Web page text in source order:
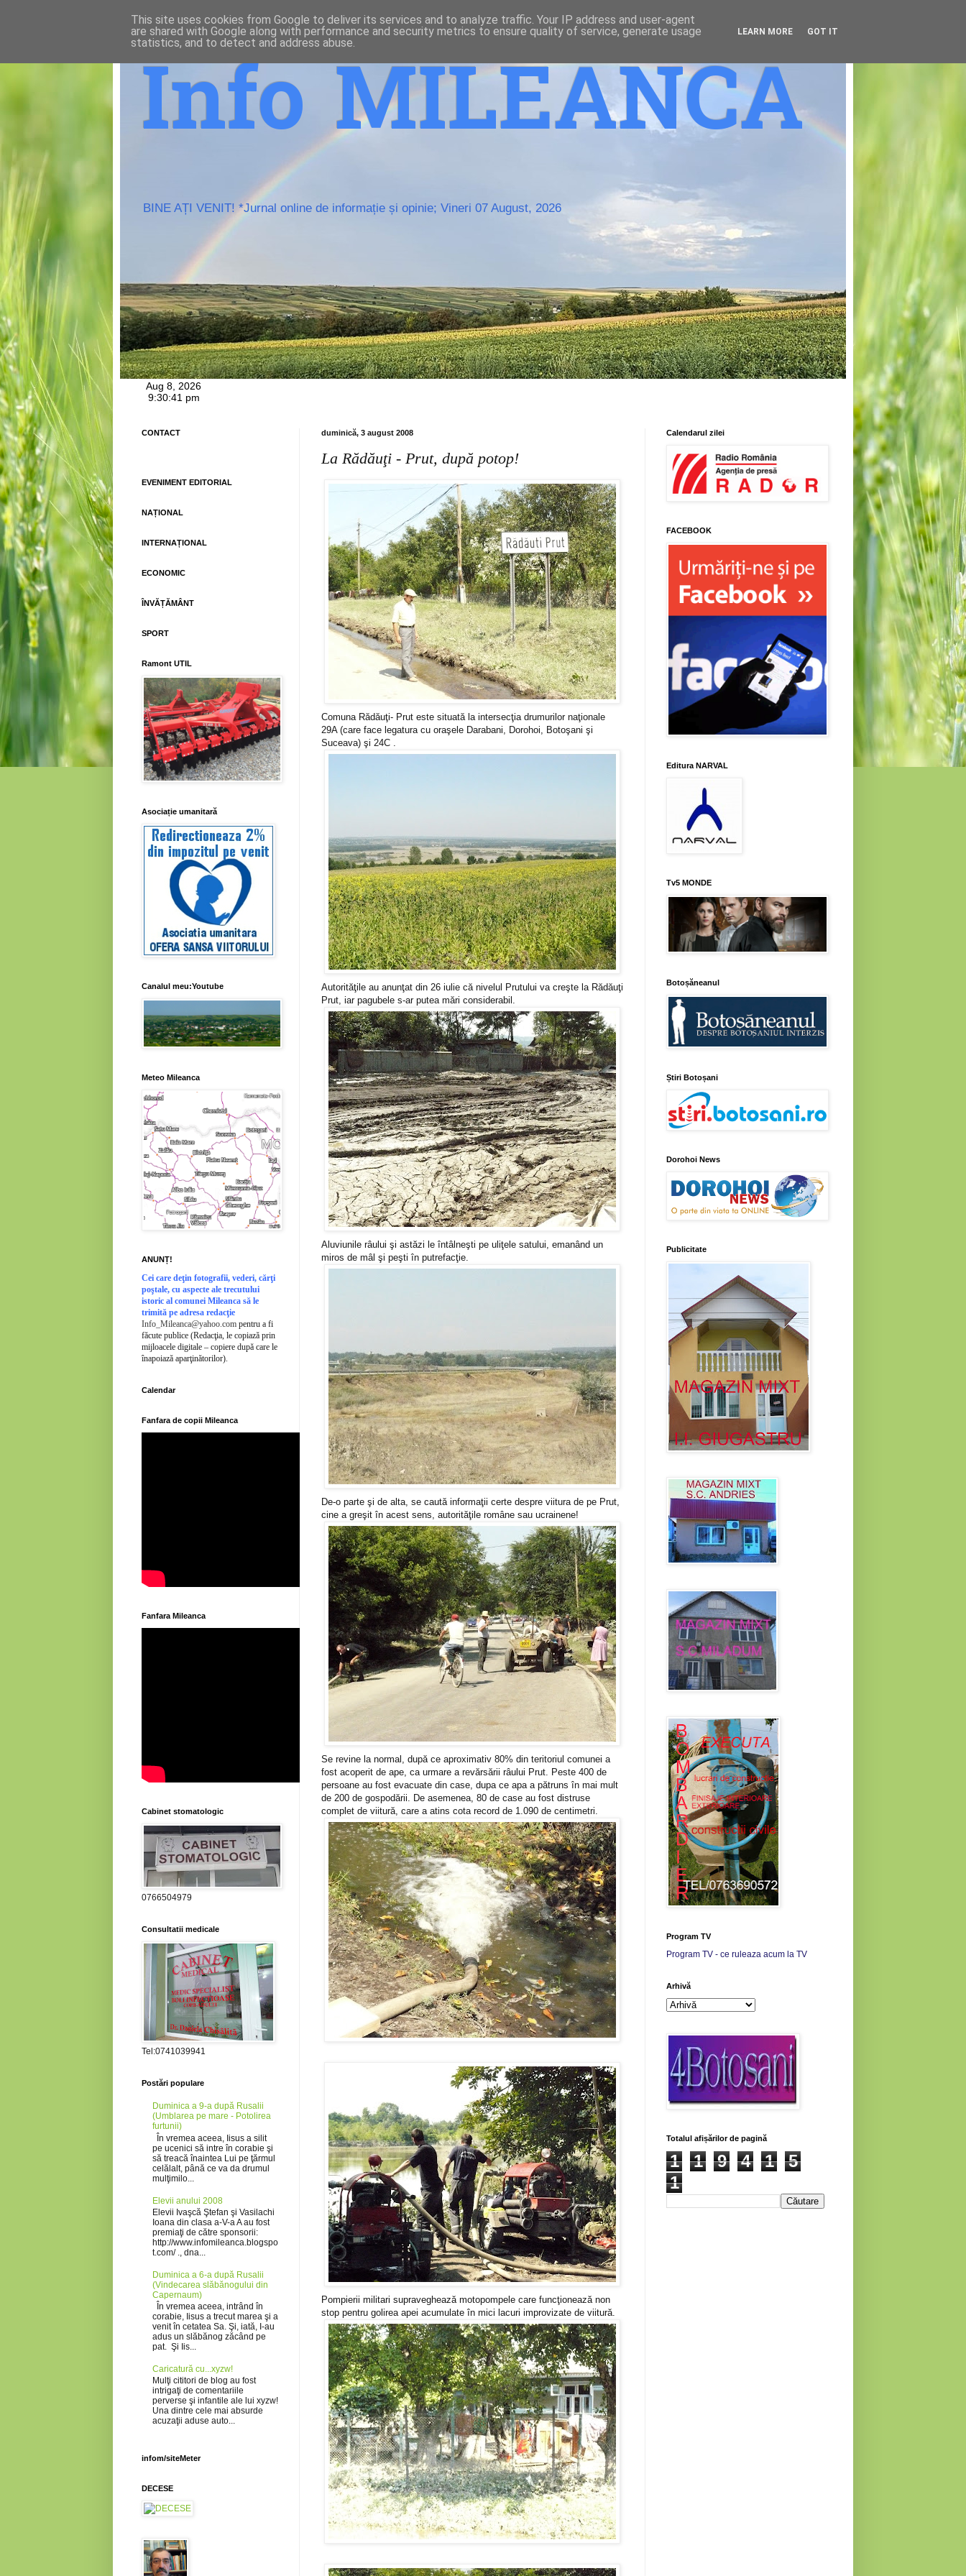
Info MILEANCA
BINE AȚI VENIT! *Jurnal online de informație și opinie; Vineri 07 August, 2026
duminică, 3 august 2008
La Rădăuţi - Prut, după potop!
Comuna Rădăuţi- Prut este situată la intersecţia drumurilor naţionale
29A (care face legatura cu oraşele Darabani, Dorohoi, Botoşani şi
Suceava) şi 24C .
Autorităţile au anunţat din 26 iulie că nivelul Prutului va creşte la Rădăuţi
Prut, iar pagubele s-ar putea mări considerabil.
Aluviunile râului şi astăzi le întâlneşti pe uliţele satului, emanând un
miros de mâl şi peşti în putrefacţie.
De-o parte şi de alta, se caută informaţii certe despre viitura de pe Prut,
cine a greşit în acest sens, autorităţile române sau ucrainene!
Se revine la normal, după ce aproximativ 80% din teritoriul comunei a
fost acoperit de ape, ca urmare a revărsării râului Prut. Peste 400 de
persoane au fost evacuate din case, dupa ce apa a pătruns în mai mult
de 200 de gospodării. De asemenea, 80 de case au fost distruse
complet de viitură, care a atins cota record de 1.090 de centimetri.
Pompierii militari supraveghează motopompele care funcţionează non
stop pentru golirea apei acumulate în mici lacuri improvizate de viitură.
CONTACT
EVENIMENT EDITORIAL
NAȚIONAL
INTERNAȚIONAL
ECONOMIC
ÎNVĂȚĂMÂNT
SPORT
Ramont UTIL
Asociație umanitară
Canalul meu:Youtube
Meteo Mileanca
ANUNȚ!
Cei care deţin fotografii, vederi, cărţi
poştale, cu aspecte ale trecutului
istoric al comunei Mileanca să le
trimită pe adresa redacţie
Info_Mileanca@yahoo.com pentru a fi
făcute publice (Redacţia, le copiază prin
mijloacele digitale – copiere după care le
înapoiază aparţinătorilor).
Calendar
Fanfara de copii Mileanca
Fanfara Mileanca
Cabinet stomatologic
0766504979
Consultatii medicale
Tel:0741039941
Postări populare
Duminica a 9-a după Rusalii
(Umblarea pe mare - Potolirea
furtunii)
În vremea aceea, Iisus a silit
pe ucenici să intre în corabie şi
să treacă înaintea Lui pe ţărmul
celălalt, până ce va da drumul
mulţimilo...
Elevii anului 2008
Elevii Ivaşcă Ştefan şi Vasilachi
Ioana din clasa a-V-a A au fost
premiaţi de către sponsorii:
http://www.infomileanca.blogspo
t.com/ ., dna...
Duminica a 6-a după Rusalii
(Vindecarea slăbănogului din
Capernaum)
În vremea aceea, intrând în
corabie, Iisus a trecut marea şi a
venit în cetatea Sa. Şi, iată, I-au
adus un slăbănog zăcând pe
pat. Şi Iis...
Caricatură cu...xyzw!
Mulţi cititori de blog au fost
intrigaţi de comentariile
perverse şi infantile ale lui xyzw!
Una dintre cele mai absurde
acuzaţii aduse auto...
infom/siteMeter
DECESE
Calendarul zilei
FACEBOOK
Editura NARVAL
Tv5 MONDE
Botoșăneanul
Știri Botoșani
Dorohoi News
Publicitate
Program TV
Program TV - ce ruleaza acum la TV
Arhivă
Totalul afișărilor de pagină
1 1 9 4 1
5
1
This site uses cookies from Google to deliver its services and to analyze traffic. Your IP address and user-agent
are shared with Google along with performance and security metrics to ensure quality of service, generate usage
statistics, and to detect and address abuse.
LEARN MORE GOT IT